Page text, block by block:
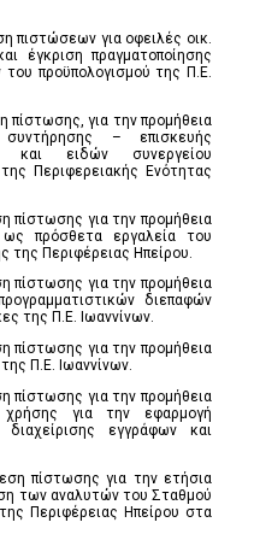
πιστώσεων για οφειλές οικ.
έγκριση πραγματοποίησης
προϋπολογισμού της Π.Ε.
πίστωσης, για την προμήθεια
– επισκευής
και ειδών συνεργείου
Περιφερειακής Ενότητας
πίστωσης για την προμήθεια
πρόσθετα εργαλεία του
της Περιφέρειας Ηπείρου.
πίστωσης για την προμήθεια
διεπαφών
της Π.Ε. Ιωαννίνων.
πίστωσης για την προμήθεια
Π.Ε. Ιωαννίνων.
πίστωσης για την προμήθεια
για την εφαρμογή
εγγράφων και
πίστωσης για την ετήσια
των αναλυτών του Σταθμού
Περιφέρειας Ηπείρου στα